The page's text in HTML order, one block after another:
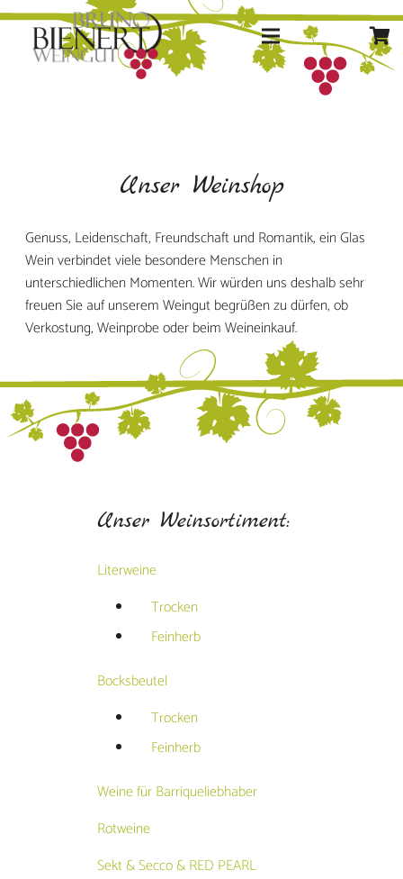
Unser Weinshop
Genuss, Leidenschaft, Freundschaft und Romantik, ein Glas
Wein verbindet viele besondere Menschen in
unterschiedlichen Momenten. Wir würden uns deshalb sehr
freuen Sie auf unserem Weingut begrüßen zu dürfen, ob
Verkostung, Weinprobe oder beim Weineinkauf.
Unser Weinsortiment:
Literweine
Trocken
Feinherb
Bocksbeutel
Trocken
Feinherb
Weine für Barriqueliebhaber
Rotweine
Sekt & Secco & RED PEARL